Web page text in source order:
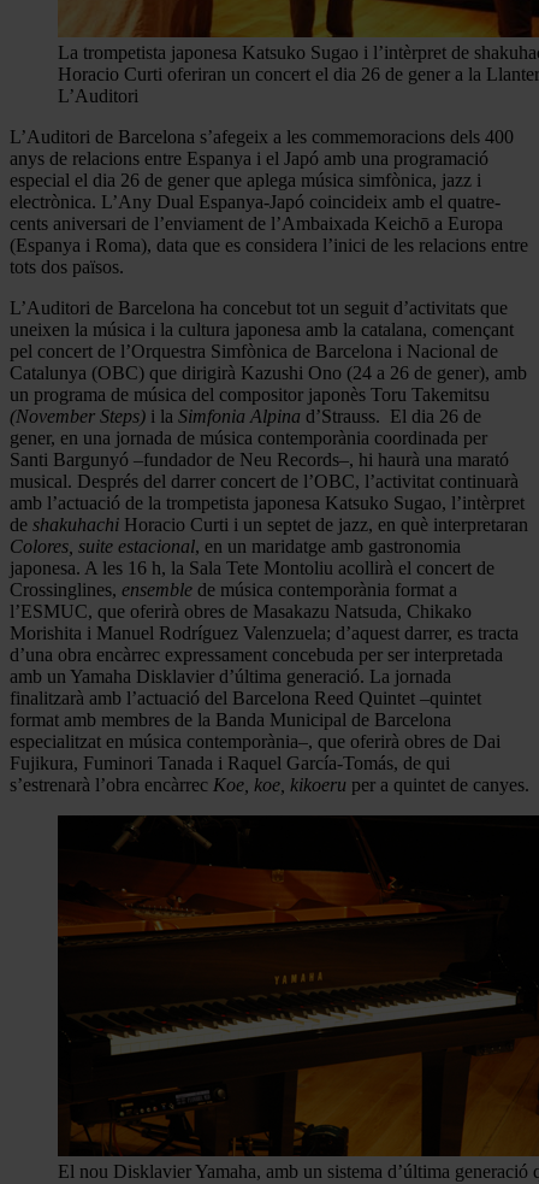
La trompetista japonesa Katsuko Sugao i l’intèrpret de
Horacio Curti oferiran un concert el dia 26 de gener a la
L’Auditori
L’Auditori de Barcelona s’afegeix a les commemoracions dels 400
anys de relacions entre Espanya i el Japó amb una programació
especial el dia 26 de gener que aplega música simfònica, jazz i
electrònica. L’Any Dual Espanya-Japó coincideix amb el quatre-
cents aniversari de l’enviament de l’Ambaixada Keichō a Europa
(Espanya i Roma), data que es considera l’inici de les relacions entre
tots dos països.
L’Auditori de Barcelona ha concebut tot un seguit d’activitats que
uneixen la música i la cultura japonesa amb la catalana, començant
pel concert de l’Orquestra Simfònica de Barcelona i Nacional de
Catalunya (OBC) que dirigirà Kazushi Ono (24 a 26 de gener), amb
un programa de música del compositor japonès Toru Takemitsu
(November Steps) i la Simfonia Alpina d’Strauss. El dia 26 de
gener, en una jornada de música contemporània coordinada per
Santi Bargunyó –fundador de Neu Records–, hi haurà una marató
musical. Després del darrer concert de l’OBC, l’activitat continuarà
amb l’actuació de la trompetista japonesa Katsuko Sugao, l’intèrpret
de shakuhachi Horacio Curti i un septet de jazz, en què interpretaran
Colores, suite estacional, en un maridatge amb gastronomia
japonesa. A les 16 h, la Sala Tete Montoliu acollirà el concert de
Crossinglines, ensemble de música contemporània format a
l’ESMUC, que oferirà obres de Masakazu Natsuda, Chikako
Morishita i Manuel Rodríguez Valenzuela; d’aquest darrer, es tracta
d’una obra encàrrec expressament concebuda per ser interpretada
amb un Yamaha Disklavier d’última generació. La jornada
finalitzarà amb l’actuació del Barcelona Reed Quintet –quintet
format amb membres de la Banda Municipal de Barcelona
especialitzat en música contemporània–, que oferirà obres de Dai
Fujikura, Fuminori Tanada i Raquel García-Tomás, de qui
s’estrenarà l’obra encàrrec Koe, koe, kikoeru per a quintet de canyes.
El nou Disklavier Yamaha, amb un sistema d’última generació